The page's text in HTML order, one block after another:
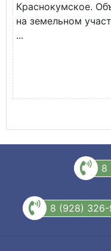
Краснокумское.
на земельном
...
8
8 (928)